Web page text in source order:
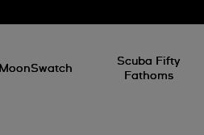
MoonSwatch
Scuba Fifty
Fathoms